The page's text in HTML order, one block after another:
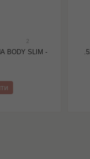
2
BODY SLIM -